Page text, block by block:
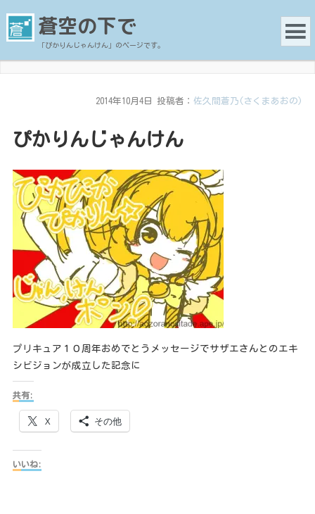
蒼空の下で
「ぴかりんじゃんけん」のページです。
2014年10月4日 投稿者：佐久間蒼乃(さくまあおの)
ぴかりんじゃんけん
プリキュア１０周年おめでとうメッセージでサザエさんとのエキ
シビジョンが成立した記念に
共有:
X その他
いいね: